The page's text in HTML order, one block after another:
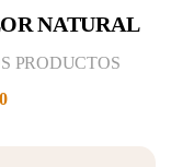
NATURAL
PRODUCTOS